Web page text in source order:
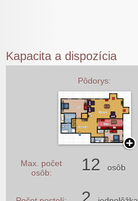
Kapacita a dispozícia
Pôdorys:
Max. počet
osôb:
12 osôb